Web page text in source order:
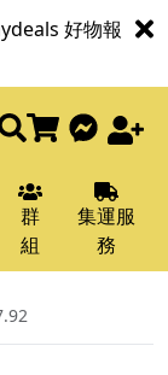
好物報
群
組
集運服
務